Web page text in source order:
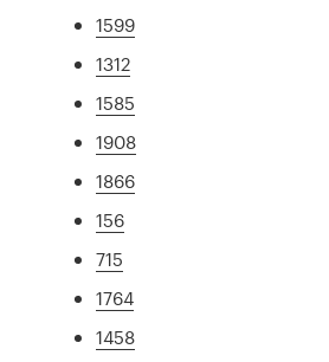
1599
1312
1585
1908
1866
156
715
1764
1458